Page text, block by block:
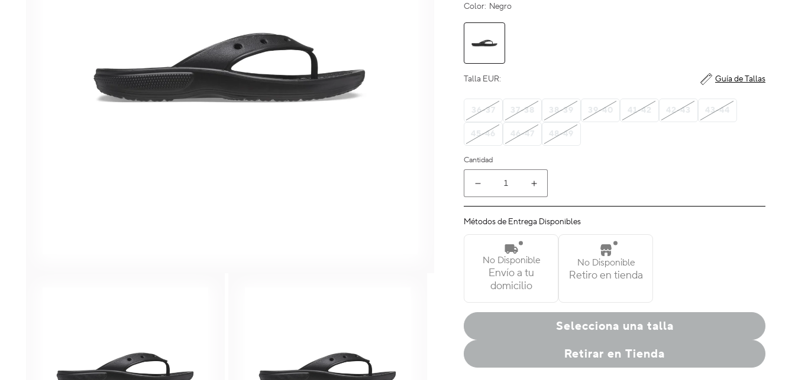
Color: Negro
Talla EUR: Guía de Tallas
36-37 37-38 38-39 39-40 41-42 42-43 43-44
45-46 46-47 48-49
Cantidad
Reducir
cantidad
para
Classic
Flip
Aumentar
cantidad
para
Crocs
Flip
Métodos de Entrega Disponibles
No Disponible
Envío a tu
domicilio
No Disponible
Retiro en tienda
Selecciona una talla
Retirar en Tienda